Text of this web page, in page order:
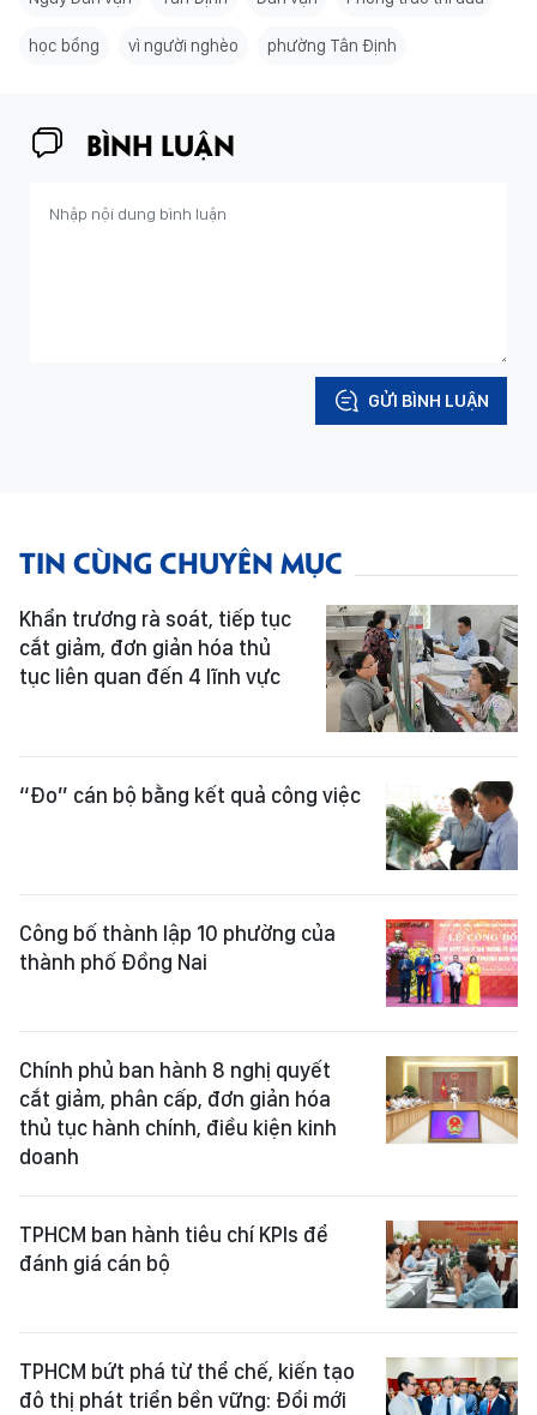
học bổng vì người nghèo phường Tân Định
BÌNH LUẬN
GỬI BÌNH LUẬN
TIN CÙNG CHUYÊN MỤC
Khẩn trương rà soát, tiếp tục
cắt giảm, đơn giản hóa thủ
tục liên quan đến 4 lĩnh vực
“Đo” cán bộ bằng kết quả công việc
Công bố thành lập 10 phường của
thành phố Đồng Nai
Chính phủ ban hành 8 nghị quyết
cắt giảm, phân cấp, đơn giản hóa
thủ tục hành chính, điều kiện kinh
doanh
TPHCM ban hành tiêu chí KPIs để
đánh giá cán bộ
TPHCM bứt phá từ thể chế, kiến tạo
đô thị phát triển bền vững: Đổi mới